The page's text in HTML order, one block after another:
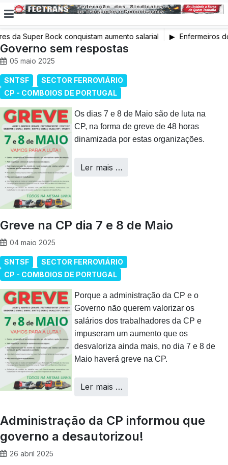
da Super Bock conquistam aumento salarial
Enfermeiros do
Governo sem respostas
05 maio 2025
SNTSF
SECTOR FERROVIÁRIO
CP - COMBOIOS DE PORTUGAL
Os dias 7 e 8 de Maio são de luta na
CP, na forma de greve de 48 horas
dinamizada por estas organizações.
Ler mais …
Greve na CP dia 7 e 8 de Maio
04 maio 2025
SNTSF
SECTOR FERROVIÁRIO
CP - COMBOIOS DE PORTUGAL
Porque a administração da CP e o
Governo não querem valorizar os
salários dos trabalhadores da CP e
impuseram um aumento que os
desvaloriza ainda mais, no dia 7 e 8 de
Maio haverá greve na CP.
Ler mais …
Administração da CP informou que
governo a desautorizou!
26 abril 2025